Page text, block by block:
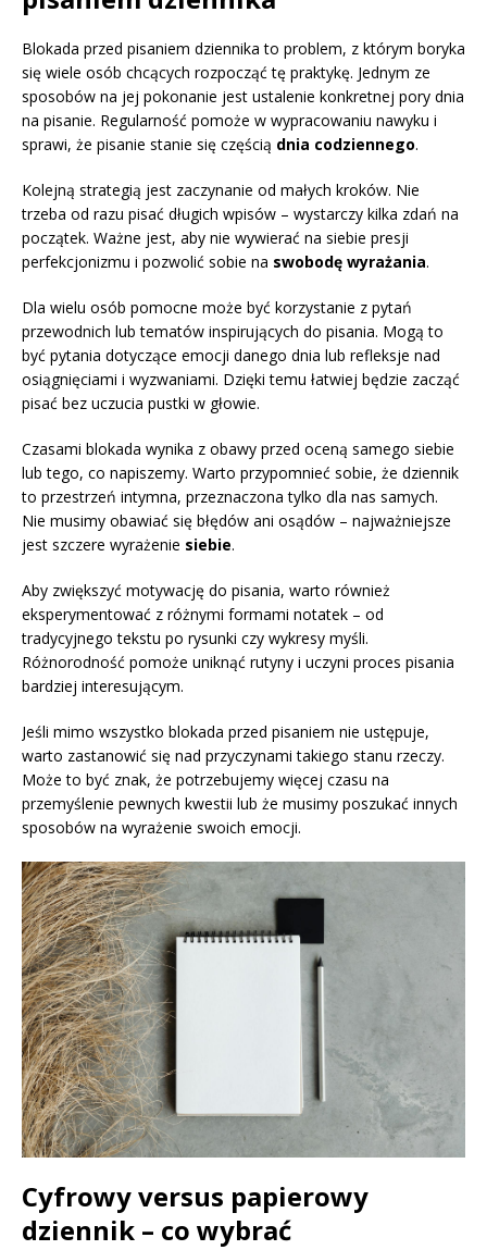
Blokada przed pisaniem dziennika to problem, z którym boryka
się wiele osób chcących rozpocząć tę praktykę. Jednym ze
sposobów na jej pokonanie jest ustalenie konkretnej pory dnia
na pisanie. Regularność pomoże w wypracowaniu nawyku i
sprawi, że pisanie stanie się częścią dnia codziennego.
Kolejną strategią jest zaczynanie od małych kroków. Nie
trzeba od razu pisać długich wpisów – wystarczy kilka zdań na
początek. Ważne jest, aby nie wywierać na siebie presji
perfekcjonizmu i pozwolić sobie na swobodę wyrażania.
Dla wielu osób pomocne może być korzystanie z pytań
przewodnich lub tematów inspirujących do pisania. Mogą to
być pytania dotyczące emocji danego dnia lub refleksje nad
osiągnięciami i wyzwaniami. Dzięki temu łatwiej będzie zacząć
pisać bez uczucia pustki w głowie.
Czasami blokada wynika z obawy przed oceną samego siebie
lub tego, co napiszemy. Warto przypomnieć sobie, że dziennik
to przestrzeń intymna, przeznaczona tylko dla nas samych.
Nie musimy obawiać się błędów ani osądów – najważniejsze
jest szczere wyrażenie siebie.
Aby zwiększyć motywację do pisania, warto również
eksperymentować z różnymi formami notatek – od
tradycyjnego tekstu po rysunki czy wykresy myśli.
Różnorodność pomoże uniknąć rutyny i uczyni proces pisania
bardziej interesującym.
Jeśli mimo wszystko blokada przed pisaniem nie ustępuje,
warto zastanowić się nad przyczynami takiego stanu rzeczy.
Może to być znak, że potrzebujemy więcej czasu na
przemyślenie pewnych kwestii lub że musimy poszukać innych
sposobów na wyrażenie swoich emocji.
Cyfrowy versus papierowy
dziennik – co wybrać